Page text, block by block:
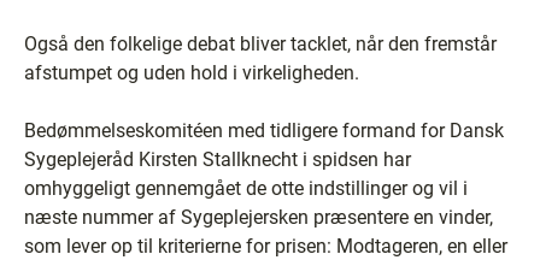
Også den folkelige debat bliver tacklet, når den fremstår
afstumpet og uden hold i virkeligheden.
Bedømmelseskomitéen med tidligere formand for Dansk
Sygeplejeråd Kirsten Stallknecht i spidsen har
omhyggeligt gennemgået de otte indstillinger og vil i
næste nummer af Sygeplejersken præsentere en vinder,
som lever op til kriterierne for prisen: Modtageren, en eller